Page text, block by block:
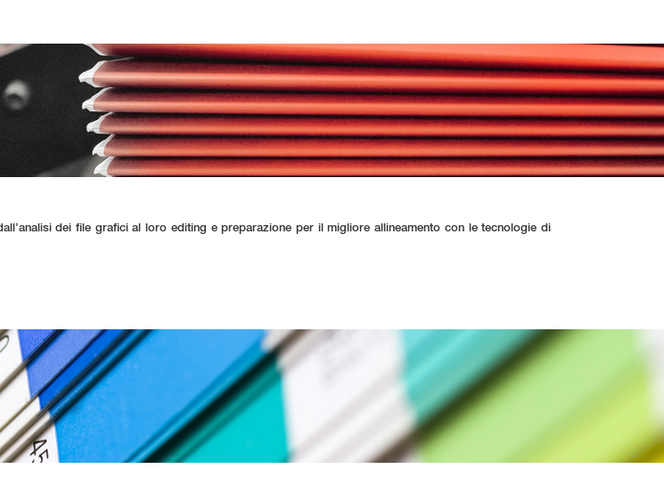
dei file grafici al loro editing e preparazione per il migliore allineamento con le tecnologie di